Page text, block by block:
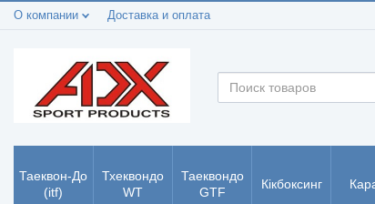
О компании Доставка и оплата
Таеквон-До
(itf)
Тхеквондо
WT
Таеквондо
GTF
Кікбоксинг